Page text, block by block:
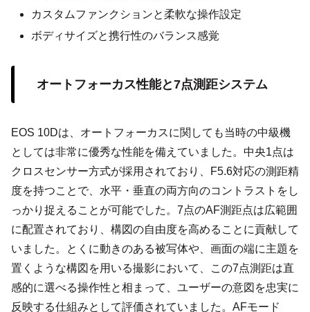
カスタムファンクションと柔軟な操作設定
ボディサイズと携行性のバランス感覚
オートフォーカス性能と7点測距システム
EOS 10Dは、オートフォーカスに関しても当時の中級機
としては非常に優秀な性能を備えていました。中央1点は
クロスセンサー方式が採用されており、F5.6対応の測距精
度を持つことで、水平・垂直の両方向のコントラストをし
っかり捉えることが可能でした。7点のAF測距点は広範囲
に配置されており、構図の自由度を高めることに貢献して
いました。とくに動きのある被写体や、画面の端に主題を
置くような構図を用いる撮影において、この7点測距は直
感的に選べる操作性と相まって、ユーザーの意図を忠実に
反映する仕組みとして評価されていました。AFモード